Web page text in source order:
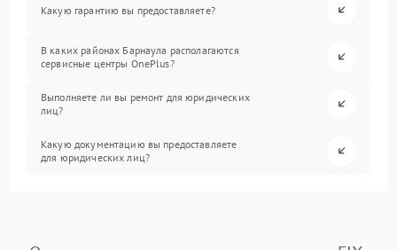
Какую гарантию вы предоставляете?
В каких районах Барнаула располагаются
сервисные центры OnePlus?
Выполняете ли вы ремонт для юридических
лиц?
Какую документацию вы предоставляете
для юридических лиц?